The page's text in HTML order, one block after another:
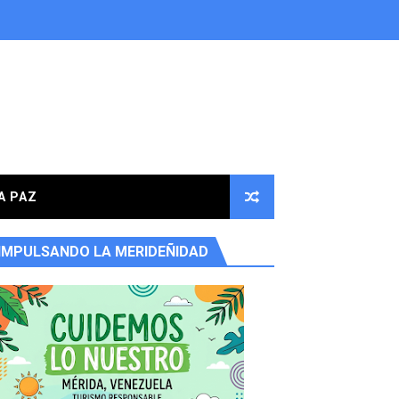
en la parroquia Osuna Rodríguez
PAZ
IMPULSANDO LA MERIDEÑIDAD